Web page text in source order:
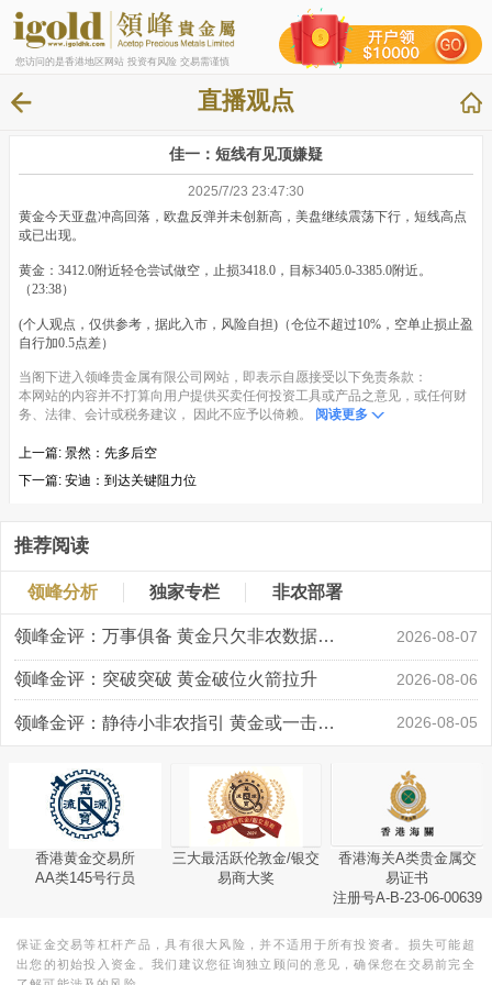
您访问的是香港地区网站 投资有风险 交易需谨慎
直播观点
佳一：短线有见顶嫌疑
2025/7/23 23:47:30
黄金今天亚盘冲高回落，欧盘反弹并未创新高，美盘继续震荡下行，短线高点
或已出现。
黄金：3412.0附近轻仓尝试做空，止损3418.0，目标3405.0-3385.0附近。
（23:38）
(个人观点，仅供参考，据此入市，风险自担)（仓位不超过10%，空单止损止盈
自行加0.5点差）
当阁下进入领峰贵金属有限公司网站，即表示自愿接受以下免责条款：
本网站的内容并不打算向用户提供买卖任何投资工具或产品之意见，或任何财
务、法律、会计或税务建议， 因此不应予以倚赖。
阅读更多
上一篇: 景然：先多后空
下一篇: 安迪：到达关键阻力位
推荐阅读
领峰分析 独家专栏 非农部署
领峰金评：万事俱备 黄金只欠非农数据“东风” 2026-08-07
领峰金评：突破突破 黄金破位火箭拉升 2026-08-06
领峰金评：静待小非农指引 黄金或一击破局 2026-08-05
香港黄金交易所
AA类145号行员
三大最活跃伦敦金/银交
易商大奖
香港海关A类贵金属交
易证书
注册号A-B-23-06-00639
保证金交易等杠杆产品，具有很大风险，并不适用于所有投资者。损失可能超
出您的初始投入资金。我们建议您征询独立顾问的意见，确保您在交易前完全